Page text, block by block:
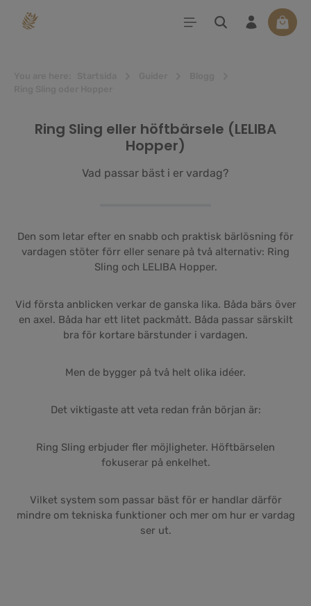
Ring Sling eller höftbärsele (LELIBA
Hopper)
Vad passar bäst i er vardag?
Den som letar efter en snabb och praktisk bärlösning för
vardagen stöter förr eller senare på två alternativ: Ring
Sling och LELIBA Hopper.
Vid första anblicken verkar de ganska lika. Båda bärs över
en axel. Båda har ett litet packmått. Båda passar särskilt
bra för kortare bärstunder i vardagen.
Men de bygger på två helt olika idéer.
Det viktigaste att veta redan från början är:
Ring Sling erbjuder fler möjligheter. Höftbärselen
fokuserar på enkelhet.
Vilket system som passar bäst för er handlar därför
mindre om tekniska funktioner och mer om hur er vardag
ser ut.